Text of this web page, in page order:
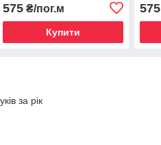
575₴/пог.м
Купити
575
за рік